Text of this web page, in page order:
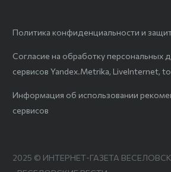
Политика конфиденциальности и
Согласие на обработку персональных
сервисов Yandex.Metrika, LiveInternet,
Информация об использовании
сервисов
2025 © ИНТЕРНЕТ-ГАЗЕТА